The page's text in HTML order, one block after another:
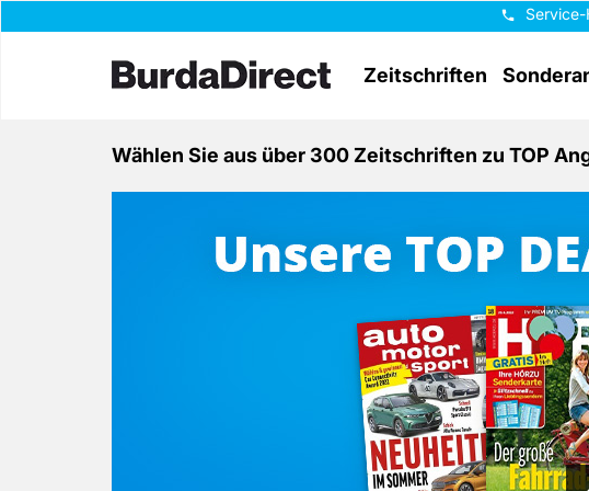
Service-
Zeitschriften
Wählen Sie aus über 300 Zeitschriften zu TOP